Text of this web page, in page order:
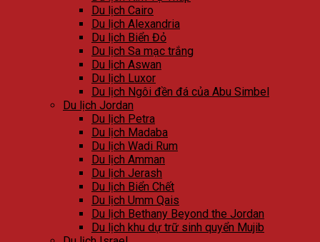
Du lịch Cairo
Du lịch Alexandria
Du lịch Biển Đỏ
Du lịch Sa mạc trắng
Du lịch Aswan
Du lịch Luxor
Du lịch Ngôi đền đá của Abu Simbel
Du lịch Jordan
Du lịch Petra
Du lịch Madaba
Du lịch Wadi Rum
Du lịch Amman
Du lịch Jerash
Du lịch Biển Chết
Du lịch Umm Qais
Du lịch Bethany Beyond the Jordan
Du lịch khu dự trữ sinh quyển Mujib